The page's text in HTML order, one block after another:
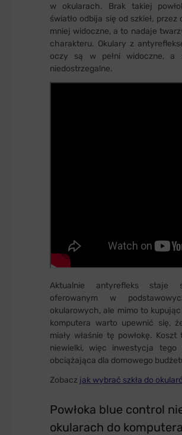
w okularach. Brak takiej
światło odbija się od szkieł,
mniej widoczne, a to nadaje
charakteru. Okulary z
oczy są w pełni widoczne, a
niedostrzegalne.
Aktualnie antyrefleks staje
oferowanym w
okularowych, ale mimo to
komputera warto upewnić się,
miały właśnie tę powłokę.
niewielki, więc inwestycja
obciążająca dla domowego
Zobacz jak wybrać szkła do
Powłoka blue control
okularach do komputera